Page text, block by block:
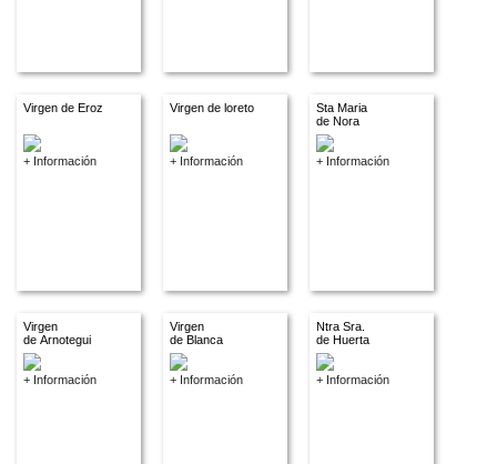
Virgen de Eroz
+ Información
Virgen de loreto
+ Información
Sta Maria
de Nora
+ Información
Virgen
de Arnotegui
+ Información
Virgen
de Blanca
+ Información
Ntra Sra.
de Huerta
+ Información